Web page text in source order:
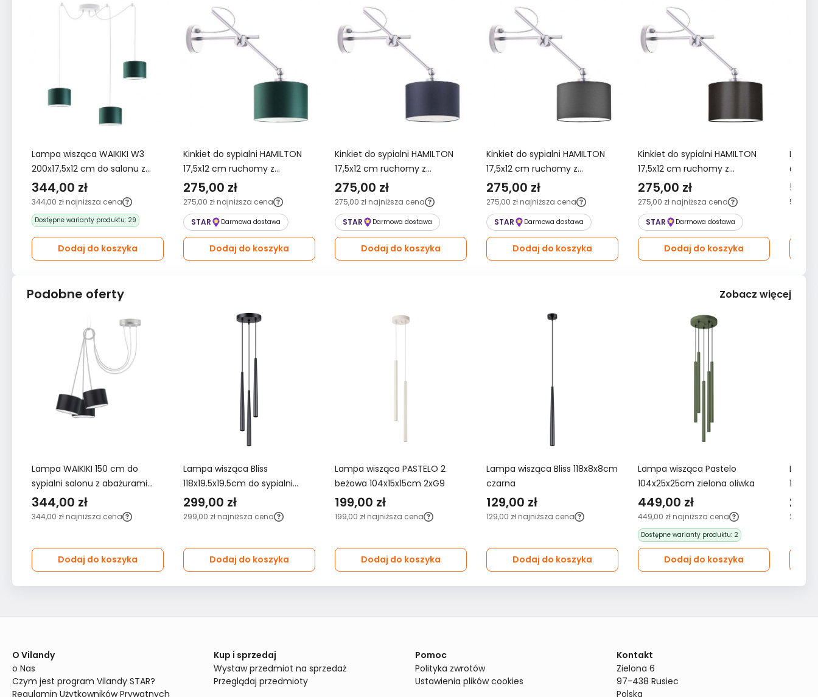
Lampa wisząca WAIKIKI W3
200x17,5x12 cm do salonu z
regulacją zieleń butelkowa
344,00 zł
344,00 zł najniższa cena
Dostępne warianty produktu: 29
Dodaj do koszyka
Kinkiet do sypialni HAMILTON
17,5x12 cm ruchomy z
abażurem zielony
275,00 zł
275,00 zł najniższa cena
STAR
Darmowa dostawa
Dodaj do koszyka
Kinkiet do sypialni HAMILTON
17,5x12 cm ruchomy z
abażurem granatowy
275,00 zł
275,00 zł najniższa cena
STAR
Darmowa dostawa
Dodaj do koszyka
Kinkiet do sypialni HAMILTON
17,5x12 cm ruchomy z
abażurem szary
275,00 zł
275,00 zł najniższa cena
STAR
Darmowa dostawa
Dodaj do koszyka
Kinkiet do sypialni HAMILTON
17,5x12 cm ruchomy z
abażurem brązowy
275,00 zł
275,00 zł najniższa cena
STAR
Darmowa dostawa
Dodaj do koszyka
543,00
Podobne oferty Zobacz więcej
Lampa WAIKIKI 150 cm do
sypialni salonu z abażurami
czarna
344,00 zł
344,00 zł najniższa cena
Dodaj do koszyka
Lampa wisząca Bliss
118x19.5x19.5cm do sypialni
salonu czarna
299,00 zł
299,00 zł najniższa cena
Dodaj do koszyka
Lampa wisząca PASTELO 2
beżowa 104x15x15cm 2xG9
199,00 zł
199,00 zł najniższa cena
Dodaj do koszyka
Lampa wisząca Bliss 118x8x8cm
czarna
129,00 zł
129,00 zł najniższa cena
Dodaj do koszyka
Lampa wisząca Pastelo
104x25x25cm zielona oliwka
449,00 zł
449,00 zł najniższa cena
Dostępne warianty produktu: 2
Dodaj do koszyka
299,00
O Vilandy
o Nas
Czym jest program Vilandy STAR?
Regulamin Użytkowników Prywatnych
Kup i sprzedaj
Wystaw przedmiot na sprzedaż
Przeglądaj przedmioty
Pomoc
Polityka zwrotów
Ustawienia plików cookies
Kontakt
Zielona 6
97-438 Rusiec
Polska